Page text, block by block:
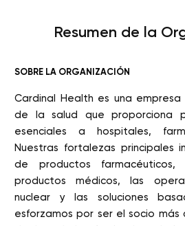
Resumen de la
SOBRE LA ORGANIZACIÓN
Cardinal Health es una
de la salud que proporciona
esenciales a hospitales,
Nuestras fortalezas principales
de productos
productos médicos, las
nuclear y las soluciones
esforzamos por ser el socio